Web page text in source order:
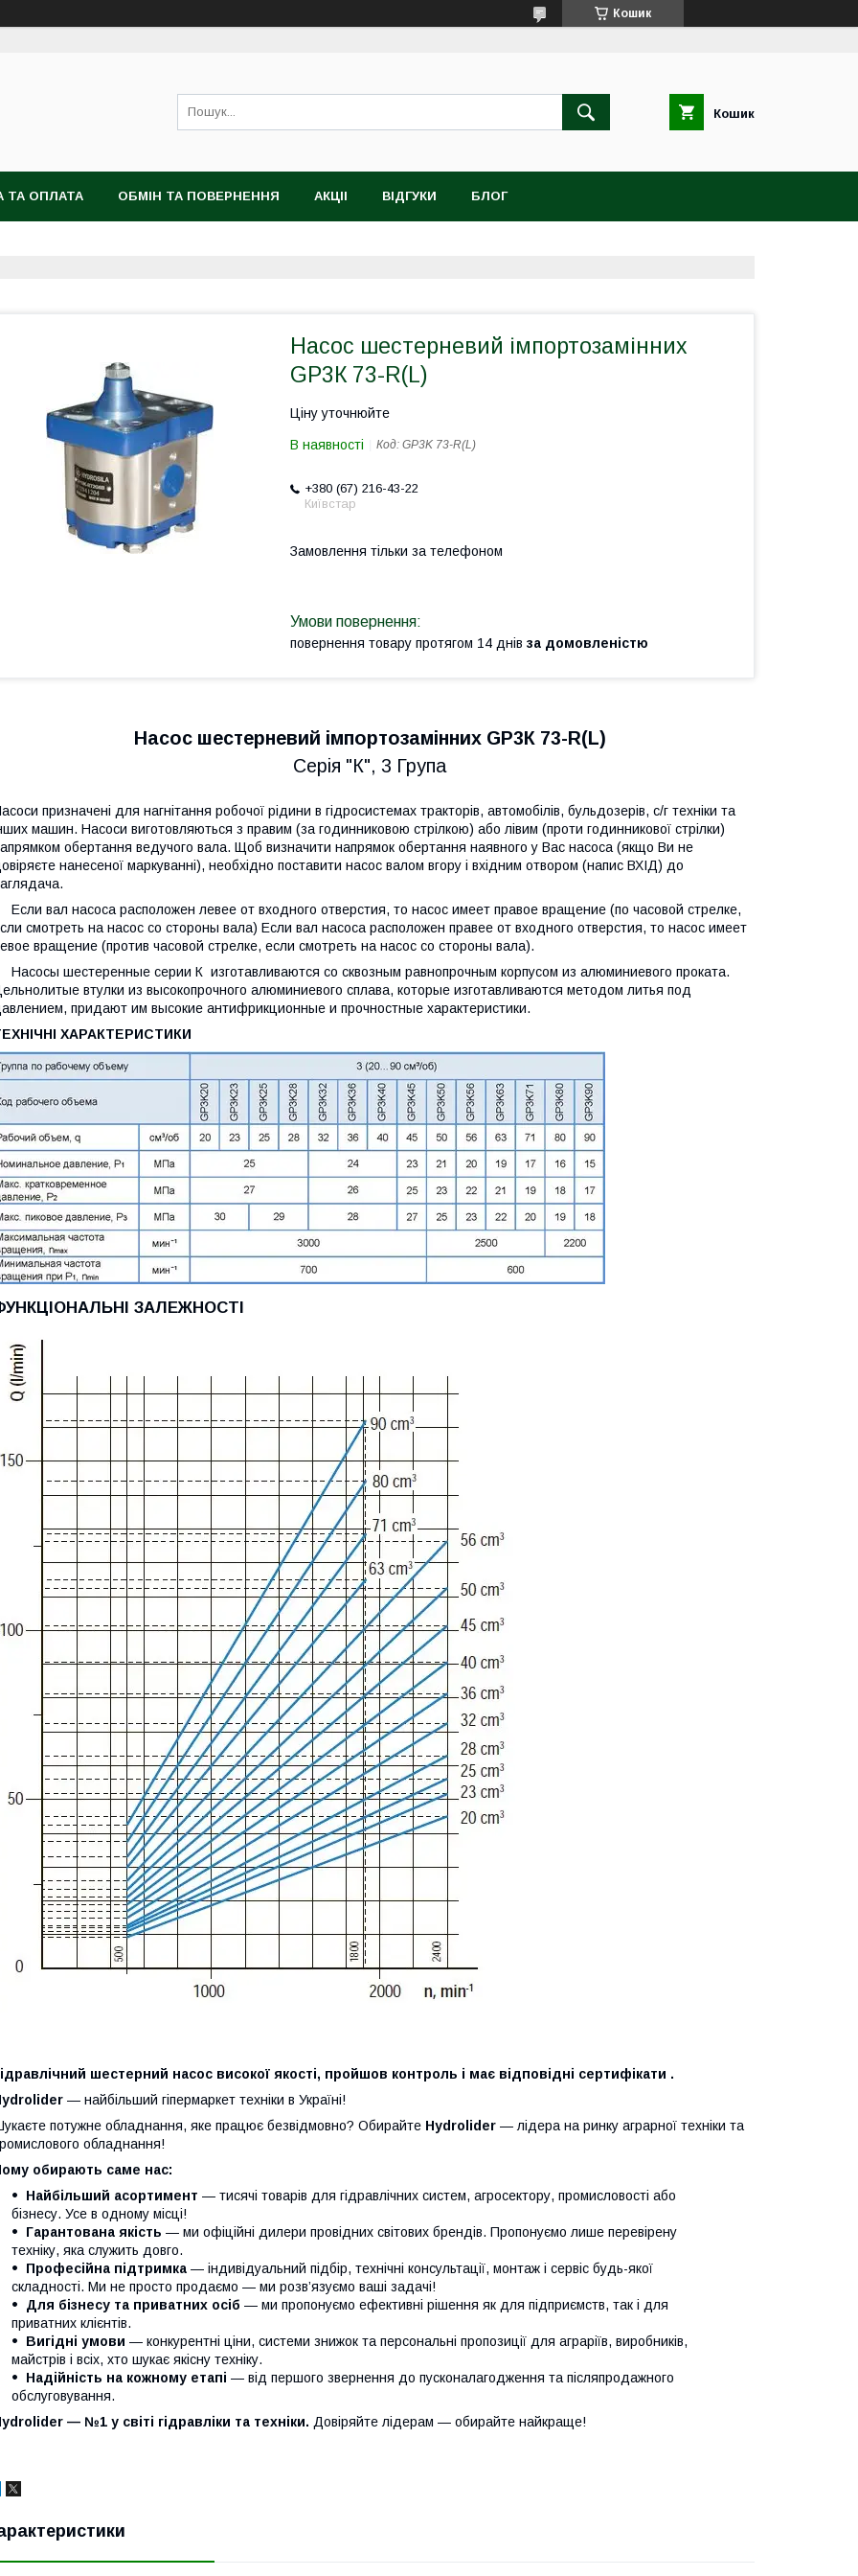
Кошик
Кошик
ТА ОПЛАТА ОБМІН ТА ПОВЕРНЕННЯ АКЦІІ ВІДГУКИ БЛОГ
Насос шестерневий імпортозамінних
GP3К 73-R(L)
Ціну уточнюйте
В наявності Код: GP3K 73-R(L)
+380 (67) 216-43-22
Київстар
Замовлення тільки за телефоном
повернення товару протягом 14 днів за домовленістю
Насос шестерневий імпортозамінних GP3К 73-R(L)
Серія "К", 3 Група
призначені для нагнітання робочої рідини в гідросистемах тракторів, автомобілів, бульдозерів, с/г техніки та
машин. Насоси виготовляються з правим (за годинниковою стрілкою) або лівим (проти годинникової стрілки)
обертання ведучого вала. Щоб визначити напрямок обертання наявного у Вас насоса (якщо Ви не
нанесеної маркуванні), необхідно поставити насос валом вгору і вхідним отвором (напис ВХІД) до
вал насоса расположен левее от входного отверстия, то насос имеет правое вращение (по часовой cтрелке,
смотреть на насос со стороны вала) Если вал насоса расположен правее от входного отверстия, то насос имеет
вращение (против часовой стрелке, если смотреть на насос со стороны вала).
шестеренные серии К изготавливаются со сквозным равнопрочным корпусом из алюминиевого проката.
втулки из высокопрочного алюминиевого сплава, которые изготавливаются методом литья под
придают им высокие антифрикционные и прочностные характеристики.
ХАРАКТЕРИСТИКИ
ЗАЛЕЖНОСТІ
шестерний насос високої якості, пройшов контроль і має відповідні сертифікати .
— найбільший гіпермаркет техніки в Україні!
потужне обладнання, яке працює безвідмовно? Обирайте Hydrolider — лідера на ринку аграрної техніки та
обладнання!
обирають саме нас:
Найбільший асортимент — тисячі товарів для гідравлічних систем, агросектору, промисловості або
бізнесу. Усе в одному місці!
Гарантована якість — ми офіційні дилери провідних світових брендів. Пропонуємо лише перевірену
техніку, яка служить довго.
Професійна підтримка — індивідуальний підбір, технічні консультації, монтаж і сервіс будь-якої
складності. Ми не просто продаємо — ми розв’язуємо ваші задачі!
Для бізнесу та приватних осіб — ми пропонуємо ефективні рішення як для підприємств, так і для
приватних клієнтів.
Вигідні умови — конкурентні ціни, системи знижок та персональні пропозиції для аграріїв, виробників,
майстрів і всіх, хто шукає якісну техніку.
Надійність на кожному етапі — від першого звернення до пусконалагодження та післяпродажного
обслуговування.
— №1 у світі гідравліки та техніки. Довіряйте лідерам — обирайте найкраще!